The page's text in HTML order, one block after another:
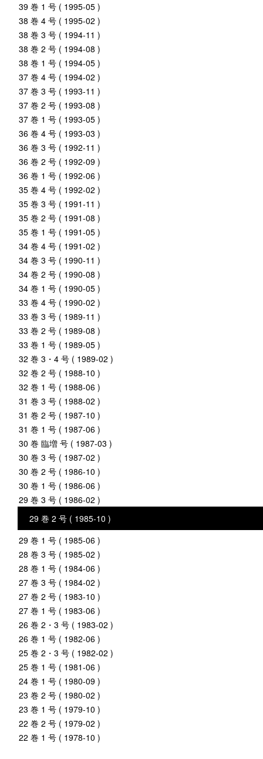
39 巻 1 号 ( 1995-05 )
38 巻 4 号 ( 1995-02 )
38 巻 3 号 ( 1994-11 )
38 巻 2 号 ( 1994-08 )
38 巻 1 号 ( 1994-05 )
37 巻 4 号 ( 1994-02 )
37 巻 3 号 ( 1993-11 )
37 巻 2 号 ( 1993-08 )
37 巻 1 号 ( 1993-05 )
36 巻 4 号 ( 1993-03 )
36 巻 3 号 ( 1992-11 )
36 巻 2 号 ( 1992-09 )
36 巻 1 号 ( 1992-06 )
35 巻 4 号 ( 1992-02 )
35 巻 3 号 ( 1991-11 )
35 巻 2 号 ( 1991-08 )
35 巻 1 号 ( 1991-05 )
34 巻 4 号 ( 1991-02 )
34 巻 3 号 ( 1990-11 )
34 巻 2 号 ( 1990-08 )
34 巻 1 号 ( 1990-05 )
33 巻 4 号 ( 1990-02 )
33 巻 3 号 ( 1989-11 )
33 巻 2 号 ( 1989-08 )
33 巻 1 号 ( 1989-05 )
32 巻 3・4 号 ( 1989-02 )
32 巻 2 号 ( 1988-10 )
32 巻 1 号 ( 1988-06 )
31 巻 3 号 ( 1988-02 )
31 巻 2 号 ( 1987-10 )
31 巻 1 号 ( 1987-06 )
30 巻 臨増 号 ( 1987-03 )
30 巻 3 号 ( 1987-02 )
30 巻 2 号 ( 1986-10 )
30 巻 1 号 ( 1986-06 )
29 巻 3 号 ( 1986-02 )
29 巻 2 号 ( 1985-10 )
29 巻 1 号 ( 1985-06 )
28 巻 3 号 ( 1985-02 )
28 巻 1 号 ( 1984-06 )
27 巻 3 号 ( 1984-02 )
27 巻 2 号 ( 1983-10 )
27 巻 1 号 ( 1983-06 )
26 巻 2・3 号 ( 1983-02 )
26 巻 1 号 ( 1982-06 )
25 巻 2・3 号 ( 1982-02 )
25 巻 1 号 ( 1981-06 )
24 巻 1 号 ( 1980-09 )
23 巻 2 号 ( 1980-02 )
23 巻 1 号 ( 1979-10 )
22 巻 2 号 ( 1979-02 )
22 巻 1 号 ( 1978-10 )